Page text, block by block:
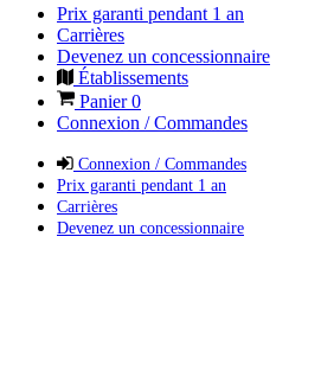
Prix garanti pendant 1 an
Carrières
Devenez un concessionnaire
Établissements
Panier0
Connexion / Commandes
Connexion / Commandes
Prix garanti pendant 1 an
Carrières
Devenez un concessionnaire